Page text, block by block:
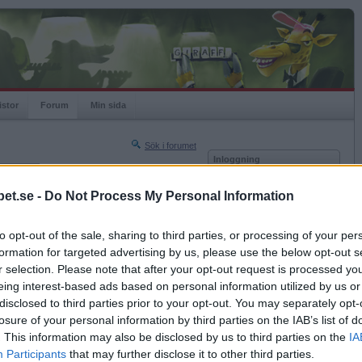
- Do Not Process My Personal Information
opt-out of the sale, sharing to third parties, or processing of your
for targeted advertising by us, please use the below opt-out
selection. Please note that after your opt-out request is processed
interest-based ads based on personal information utilized by us
to third parties prior to your opt-out. You may separately
of your personal information by third parties on the IAB’s list of
This information may also be disclosed by us to third parties on the
Participants that may further disclose it to other third parties.
Forum Min sida
Sök i forumet
Nästa sida »
2018-10-17 23:27
för en tjuga..?
Inloggning
Kom ihåg mig
Glömt ditt lösenord?
Få ny aktiveringslänk
Betapet är gratis!